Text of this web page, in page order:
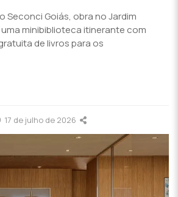
Seconci Goiás, obra no Jardim
minibiblioteca itinerante com
de livros para os
17 de julho de 2026